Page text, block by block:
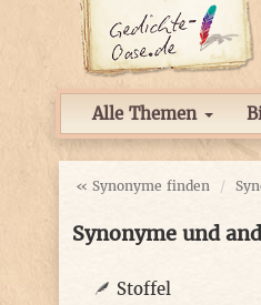
Alle Themen
« Synonyme finden
Synonyme und
Stoffel